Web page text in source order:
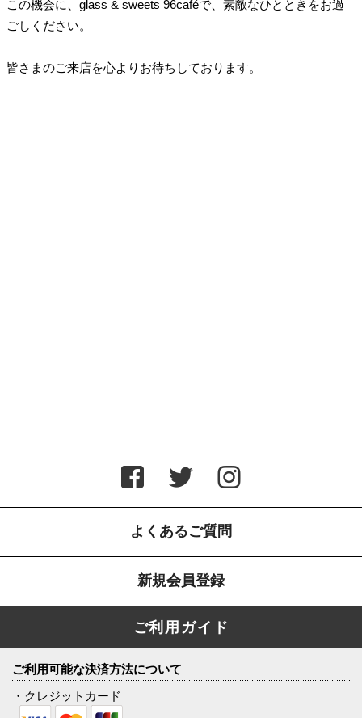
この機会に、glass & sweets 96caféで、素敵なひとときをお過
ごしください。
皆さまのご来店を心よりお待ちしております。
よくあるご質問
新規会員登録
ご利用ガイド
ご利用可能な決済方法について
・クレジットカード